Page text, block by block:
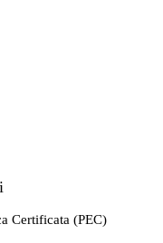
Certificata (PEC)